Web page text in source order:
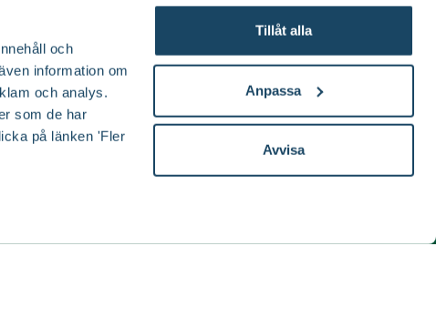
och
information om
och analys.
som de har
på länken 'Fler
Tillåt alla
Anpassa
Avvisa